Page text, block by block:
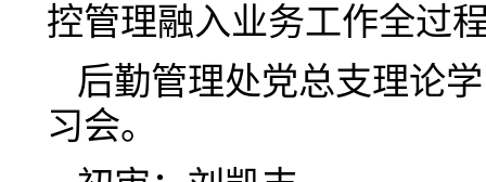
控管理融入业务工作全过
后勤管理处党总支理论
习会。